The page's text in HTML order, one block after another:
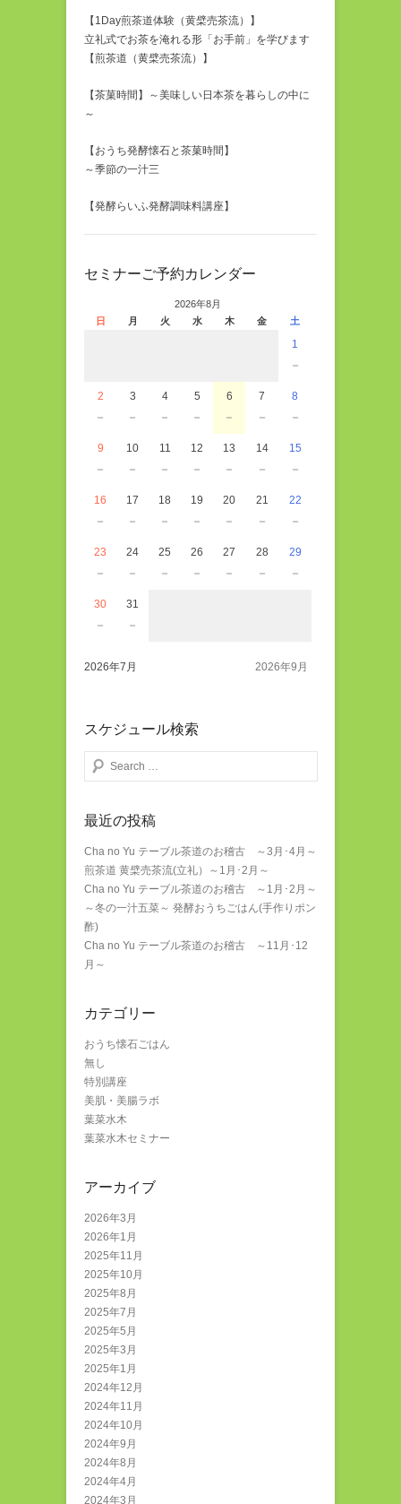
【1Day煎茶道体験（黄檗売茶流）】
立礼式でお茶を淹れる形「お手前」を学びます
【煎茶道（黄檗売茶流）】
【茶菓時間】～美味しい日本茶を暮らしの中に
～
【おうち発酵懐石と茶菓時間】
～季節の一汁三
【発酵らいふ発酵調味料講座】
セミナーご予約カレンダー
2026年8月
日
月 火 水 木 金 土
1
－
2
－
3
－
4
－
5
－
6
－
7
－
8
－
9
－
10
－
11
－
12
－
13
－
14
－
15
－
16
－
17
－
18
－
19
－
20
－
21
－
22
－
23
－
24
－
25
－
26
－
27
－
28
－
29
－
30
－
31
－
2026年7月 2026年9月
スケジュール検索
検索する
最近の投稿
Cha no Yu テーブル茶道のお稽古 ～3月･4月～
煎茶道 黄檗売茶流(立礼）～1月･2月～
Cha no Yu テーブル茶道のお稽古 ～1月･2月～
～冬の一汁五菜～ 発酵おうちごはん(手作りポン
酢)
Cha no Yu テーブル茶道のお稽古 ～11月･12
月～
カテゴリー
おうち懐石ごはん
無し
特別講座
美肌・美腸ラボ
葉菜水木
葉菜水木セミナー
アーカイブ
2026年3月
2026年1月
2025年11月
2025年10月
2025年8月
2025年7月
2025年5月
2025年3月
2025年1月
2024年12月
2024年11月
2024年10月
2024年9月
2024年8月
2024年4月
2024年3月